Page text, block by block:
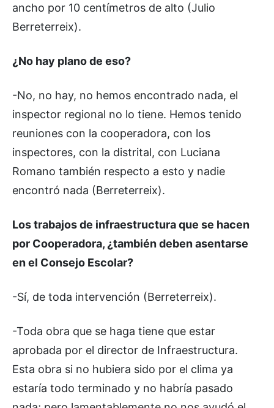
ancho por 10 centímetros de alto (Julio
Berreterreix).
¿No hay plano de eso?
-No, no hay, no hemos encontrado nada, el
inspector regional no lo tiene. Hemos tenido
reuniones con la cooperadora, con los
inspectores, con la distrital, con Luciana
Romano también respecto a esto y nadie
encontró nada (Berreterreix).
Los trabajos de infraestructura que se hacen
por Cooperadora, ¿también deben asentarse
en el Consejo Escolar?
-Sí, de toda intervención (Berreterreix).
-Toda obra que se haga tiene que estar
aprobada por el director de Infraestructura.
Esta obra si no hubiera sido por el clima ya
estaría todo terminado y no habría pasado